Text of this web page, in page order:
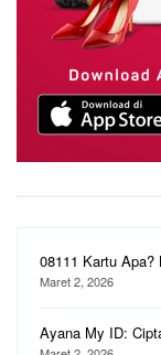
08111 Kartu
Maret 2, 2026
Ayana My ID: